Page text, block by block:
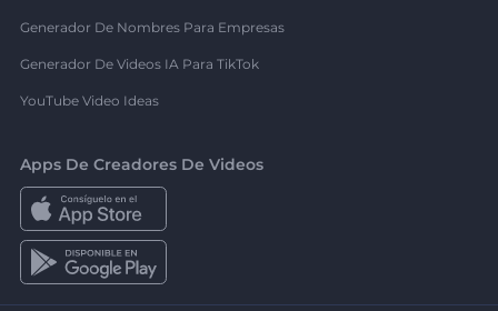
Generador De Nombres Para Empresas
Generador De Videos IA Para TikTok
YouTube Video Ideas
Apps De Creadores De Videos